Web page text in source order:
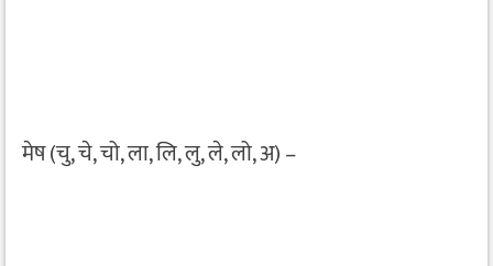
मेष (चु, चे, चो, ला, लि, लु, ले, लो, अ) –